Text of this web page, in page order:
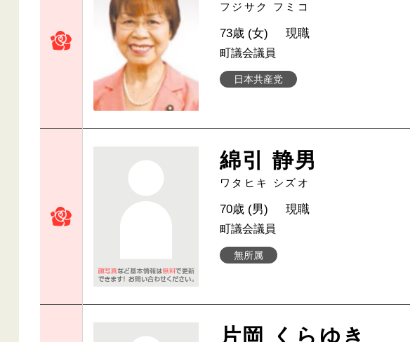
フジサク フミコ
日本共産党
73歳 (女) 現職
町議会議員
綿引 静男
ワタヒキ シズオ
無所属
70歳 (男) 現職
町議会議員
片岡 くらゆき